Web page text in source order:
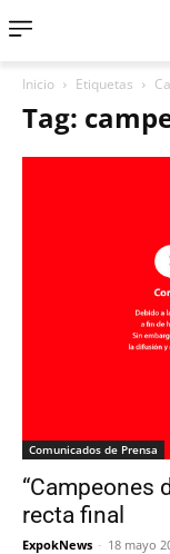
Inicio Etiquetas
Tag:
Comunicados de Prensa
“Campeones
recta final
ExpokNews - 18 mayo